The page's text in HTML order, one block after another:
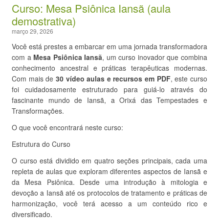
Curso: Mesa Psiônica Iansã (aula
demostrativa)
março 29, 2026
Você está prestes a embarcar em uma jornada transformadora
com a Mesa Psiônica Iansã, um curso inovador que combina
conhecimento ancestral e práticas terapêuticas modernas.
Com mais de 30 vídeo aulas e recursos em PDF, este curso
foi cuidadosamente estruturado para guiá-lo através do
fascinante mundo de Iansã, a Orixá das Tempestades e
Transformações.
O que você encontrará neste curso:
Estrutura do Curso
O curso está dividido em quatro seções principais, cada uma
repleta de aulas que exploram diferentes aspectos de Iansã e
da Mesa Psiônica. Desde uma introdução à mitologia e
devoção a Iansã até os protocolos de tratamento e práticas de
harmonização, você terá acesso a um conteúdo rico e
diversificado.